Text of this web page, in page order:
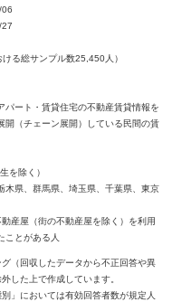
る総サンプル数25,450人）
パート・賃貸住宅の不動産賃貸情報を
開（チェーン展開）している民間の賃
を除く）
木県、群馬県、埼玉県、千葉県、東京
産屋（街の不動産屋を除く）を利用
ことがある人
（回収したデータから不正回答や異
した上で作成しています。
」においては有効回答者数が規定人